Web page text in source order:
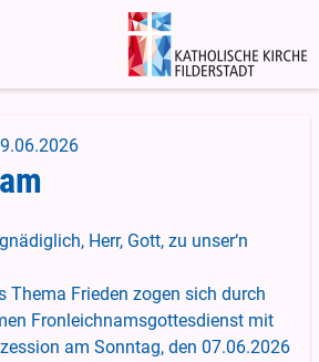
Herr, Gott, zu unser‘n
Thema Frieden zogen sich durch
Fronleichnamsgottesdienst mit
am Sonntag, den 07.06.2026